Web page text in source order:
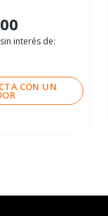
interés de:
CON UN